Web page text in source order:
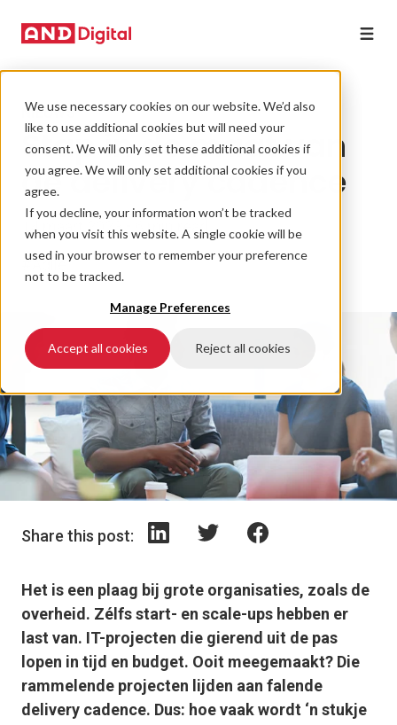
We use necessary cookies on our website. We’d also
like to use additional cookies but will need your
consent. We will only set these additional cookies if
you agree. We will only set additional cookies if you
agree.
If you decline, your information won’t be tracked
when you visit this website. A single cookie will be
used in your browser to remember your preference
not to be tracked.
Manage Preferences
Accept all cookies Reject all cookies
NIEUWS
Stap in de maat van
de delivery cadence
14 maart 2023 • 6 min read
#Agile
Share this post:
Het is een plaag bij grote organisaties, zoals de
overheid. Zélfs start- en scale-ups hebben er
last van. IT-projecten die gierend uit de pas
lopen in tijd en budget. Ooit meegemaakt? Die
rammelende projecten lijden aan falende
delivery cadence. Dus: hoe vaak wordt ‘n stukje